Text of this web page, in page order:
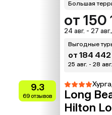
Большая
от 150
24 авг. - 27
Выгодные
от 184
25 авг. - 28
9.3
69 отзывов
Long
Hilton